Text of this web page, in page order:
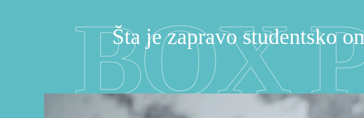
Šta je zapravo studentsko
BOX